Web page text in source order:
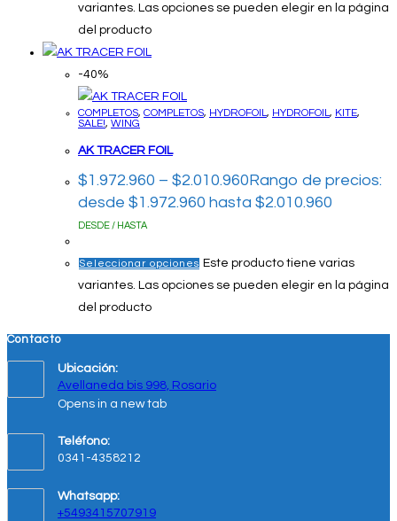
variantes. Las opciones se pueden elegir en la página
del producto
-40%
COMPLETOS, COMPLETOS, HYDROFOIL, HYDROFOIL, KITE,
SALE!, WING
AK TRACER FOIL
$1.972.960 – $2.010.960Rango de precios:
desde $1.972.960 hasta $2.010.960
DESDE / HASTA
Seleccionar opciones Este producto tiene varias
variantes. Las opciones se pueden elegir en la página
del producto
Contacto
Ubicación:
Avellaneda bis 998, Rosario
Opens in a new tab
Teléfono:
0341-4358212
Whatsapp:
+5493415707919